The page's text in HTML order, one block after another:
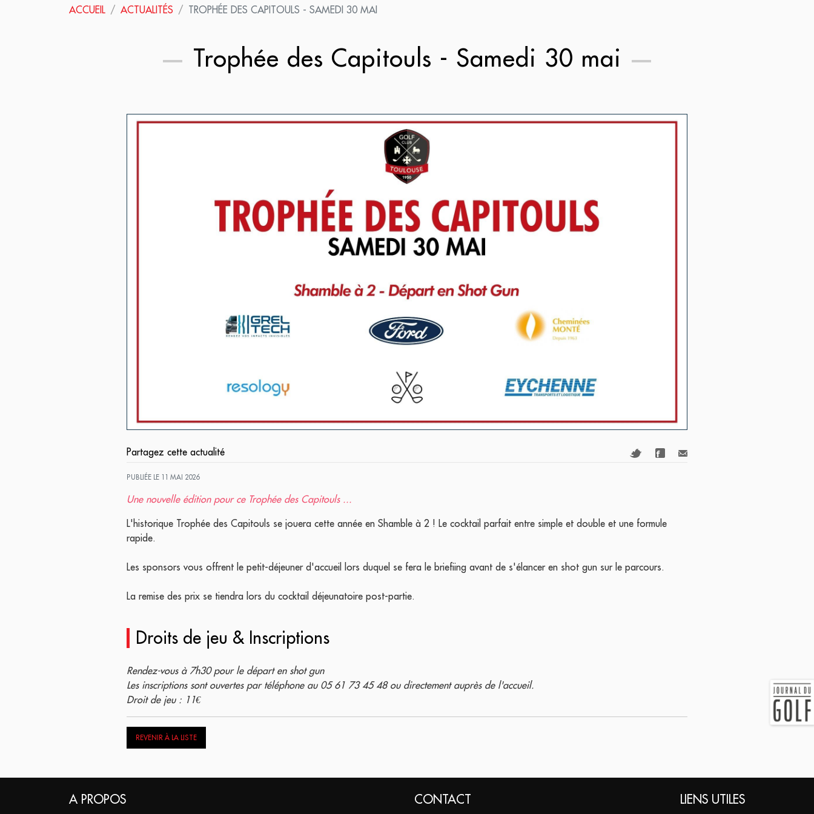
ACCUEIL ACTUALITÉS TROPHÉE DES CAPITOULS - SAMEDI 30 MAI
Trophée des Capitouls - Samedi 30 mai
Partagez cette actualité
PUBLIÉE LE 11 MAI 2026
Une nouvelle édition pour ce Trophée des Capitouls ...
L'historique Trophée des Capitouls se jouera cette année en Shamble à 2 ! Le cocktail parfait entre simple et double et une formule
rapide.
Les sponsors vous offrent le petit-déjeuner d'accueil lors duquel se fera le briefiing avant de s'élancer en shot gun sur le parcours.
La remise des prix se tiendra lors du cocktail déjeunatoire post-partie.
Droits de jeu & Inscriptions
Rendez-vous à 7h30 pour le départ en shot gun
Les inscriptions sont ouvertes par téléphone au 05 61 73 45 48 ou directement auprès de l'accueil.
Droit de jeu : 11€
REVENIR À LA LISTE
A PROPOS CONTACT LIENS UTILES